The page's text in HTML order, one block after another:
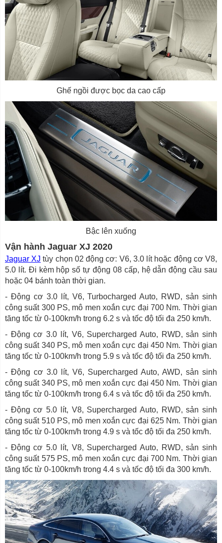
Ghế ngồi được bọc da cao cấp
Bậc lên xuống
Vận hành Jaguar XJ 2020
Jaguar XJ tùy chọn 02 động cơ: V6, 3.0 lít hoặc động cơ V8,
5.0 lít. Đi kèm hộp số tự động 08 cấp, hệ dẫn động cầu sau
hoặc 04 bánh toàn thời gian.
- Động cơ 3.0 lít, V6, Turbocharged Auto, RWD, sản sinh
công suất 300 PS, mô men xoắn cực đại 700 Nm. Thời gian
tăng tốc từ 0-100km/h trong 6.2 s và tốc độ tối đa 250 km/h.
- Động cơ 3.0 lít, V6, Supercharged Auto, RWD, sản sinh
công suất 340 PS, mô men xoắn cực đại 450 Nm. Thời gian
tăng tốc từ 0-100km/h trong 5.9 s và tốc độ tối đa 250 km/h.
- Động cơ 3.0 lít, V6, Supercharged Auto, AWD, sản sinh
công suất 340 PS, mô men xoắn cực đại 450 Nm. Thời gian
tăng tốc từ 0-100km/h trong 6.4 s và tốc độ tối đa 250 km/h.
- Động cơ 5.0 lít, V8, Supercharged Auto, RWD, sản sinh
công suất 510 PS, mô men xoắn cực đại 625 Nm. Thời gian
tăng tốc từ 0-100km/h trong 4.9 s và tốc độ tối đa 250 km/h.
- Động cơ 5.0 lít, V8, Supercharged Auto, RWD, sản sinh
công suất 575 PS, mô men xoắn cực đại 700 Nm. Thời gian
tăng tốc từ 0-100km/h trong 4.4 s và tốc độ tối đa 300 km/h.